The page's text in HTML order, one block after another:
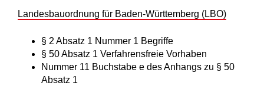
Landesbauordnung für Baden-Württemberg (LBO)
§ 2 Absatz 1 Nummer 1 Begriffe
§ 50 Absatz 1 Verfahrensfreie Vorhaben
Nummer 11 Buchstabe e des Anhangs zu § 50
Absatz 1